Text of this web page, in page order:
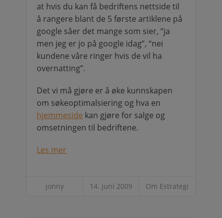
at hvis du kan få bedriftens nettside til
å rangere blant de 5 første artiklene på
google såer det mange som sier, “ja
men jeg er jo på google idag”, “nei
kundene våre ringer hvis de vil ha
overnatting”.
Det vi må gjøre er å øke kunnskapen
om søkeoptimalsiering og hva en
hjemmeside kan gjøre for salge og
omsetningen til bedriftene.
Les mer
jonny 14. juni 2009 Om Estrategi